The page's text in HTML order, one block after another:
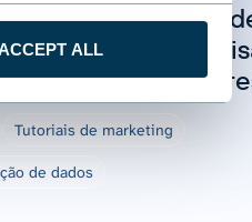
ALL
de relatórios
que você
o
Tutoriais de marketing
de dados